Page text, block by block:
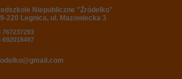
Niepubliczne "Źródełko"
220 Legnica, ul. Mazowiecka 3
767237293
692018497